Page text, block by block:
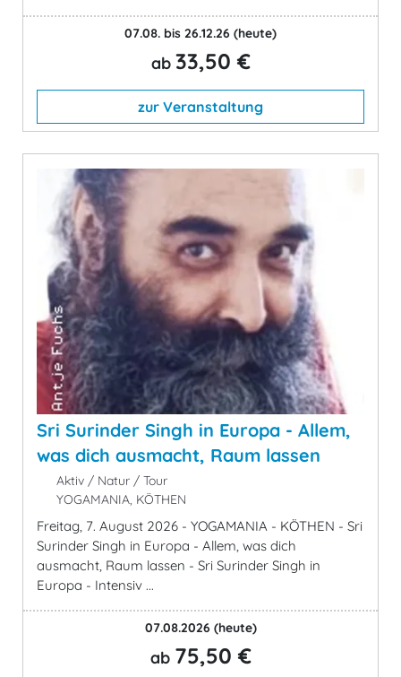
07.08. bis 26.12.26 (heute)
ab 33,50 €
zur Veranstaltung
Sri Surinder Singh in Europa - Allem,
was dich ausmacht, Raum lassen
Aktiv / Natur / Tour
YOGAMANIA, KÖTHEN
Freitag, 7. August 2026 - YOGAMANIA - KÖTHEN - Sri
Surinder Singh in Europa - Allem, was dich
ausmacht, Raum lassen - Sri Surinder Singh in
Europa - Intensiv ...
07.08.2026 (heute)
ab 75,50 €